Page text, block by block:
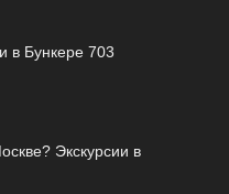
в Бункере 703
Экскурсии в